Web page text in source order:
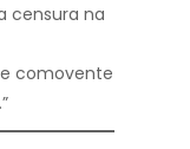
censura na
comovente